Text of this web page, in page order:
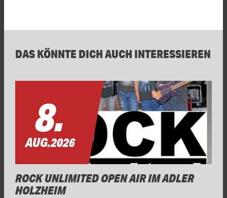
DAS KÖNNTE DICH AUCH INTERESSIEREN
8.
AUG.2026
ROCK UNLIMITED OPEN AIR IM ADLER
HOLZHEIM